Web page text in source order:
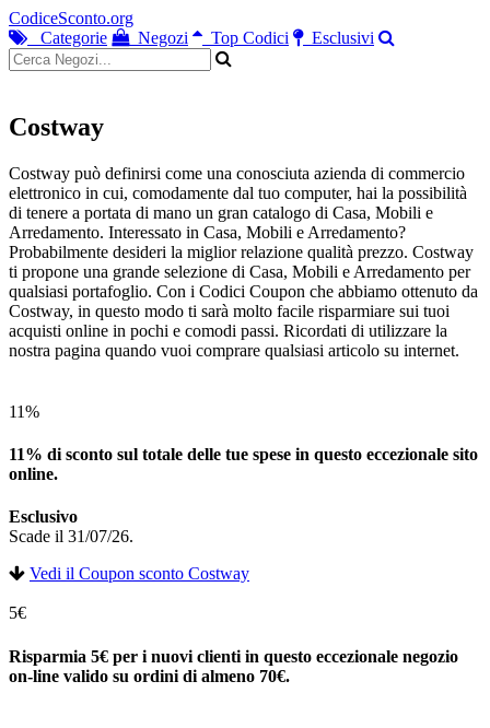
CodiceSconto.org
Categorie
Negozi Top Codici Esclusivi
Costway
Costway può definirsi come una conosciuta azienda di commercio
elettronico in cui, comodamente dal tuo computer, hai la possibilità
di tenere a portata di mano un gran catalogo di Casa, Mobili e
Arredamento. Interessato in Casa, Mobili e Arredamento?
Probabilmente desideri la miglior relazione qualità prezzo. Costway
ti propone una grande selezione di Casa, Mobili e Arredamento per
qualsiasi portafoglio. Con i Codici Coupon che abbiamo ottenuto da
Costway, in questo modo ti sarà molto facile risparmiare sui tuoi
acquisti online in pochi e comodi passi. Ricordati di utilizzare la
nostra pagina quando vuoi comprare qualsiasi articolo su internet.
11%
11% di sconto sul totale delle tue spese in questo eccezionale sito
online.
Esclusivo
Scade il 31/07/26.
Vedi il Coupon sconto Costway
5€
Risparmia 5€ per i nuovi clienti in questo eccezionale negozio
on-line valido su ordini di almeno 70€.